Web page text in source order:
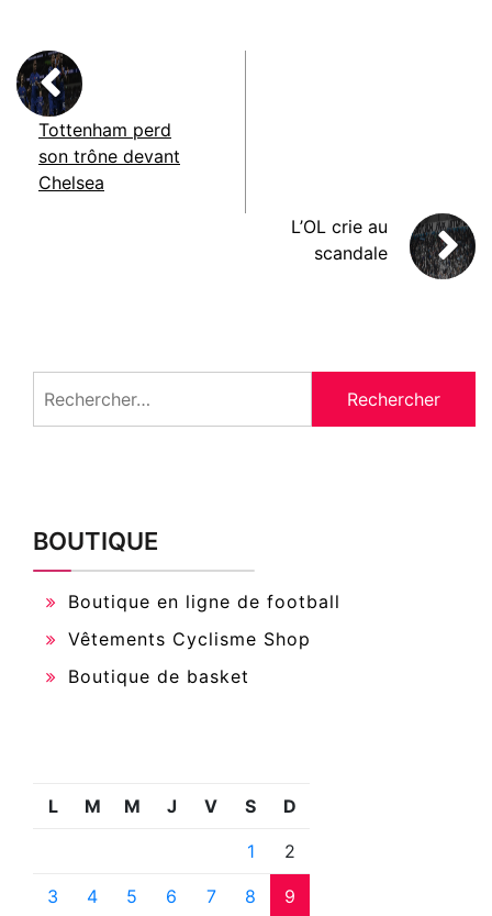
Tottenham perd
son trône devant
Chelsea
L’OL crie au
scandale
BOUTIQUE
Boutique en ligne de football
Vêtements Cyclisme Shop
Boutique de basket
L M M J V S D
1 2
3 4 5 6 7 8 9